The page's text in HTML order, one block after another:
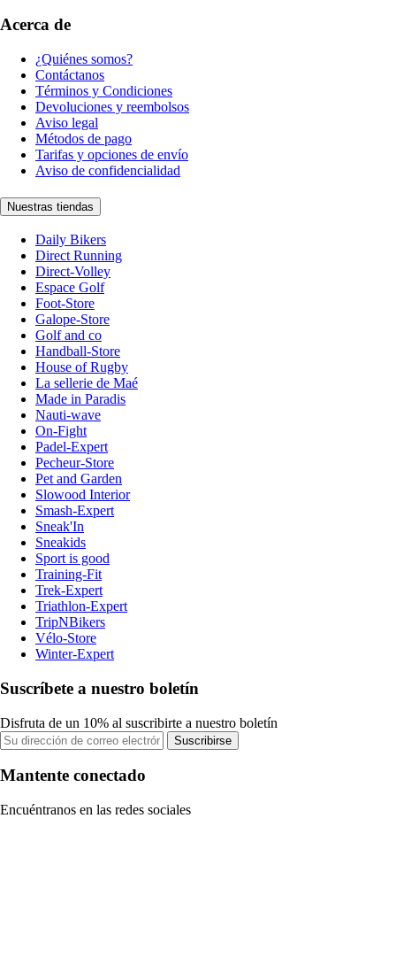
Acerca de
¿Quiénes somos?
Contáctanos
Términos y Condiciones
Devoluciones y reembolsos
Aviso legal
Métodos de pago
Tarifas y opciones de envío
Aviso de confidencialidad
Nuestras tiendas
Daily Bikers
Direct Running
Direct-Volley
Espace Golf
Foot-Store
Galope-Store
Golf and co
Handball-Store
House of Rugby
La sellerie de Maé
Made in Paradis
Nauti-wave
On-Fight
Padel-Expert
Pecheur-Store
Pet and Garden
Slowood Interior
Smash-Expert
Sneak'In
Sneakids
Sport is good
Training-Fit
Trek-Expert
Triathlon-Expert
TripNBikers
Vélo-Store
Winter-Expert
Suscríbete a nuestro boletín
Disfruta de un 10% al suscribirte a nuestro boletín
Suscribirse
Mantente conectado
Encuéntranos en las redes sociales